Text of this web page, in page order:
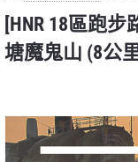
[HNR 18區跑
塘魔鬼山 (8公